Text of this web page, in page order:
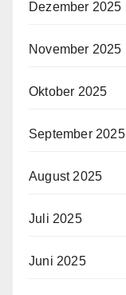
Dezember 2025
November 2025
Oktober 2025
September 2025
August 2025
Juli 2025
Juni 2025